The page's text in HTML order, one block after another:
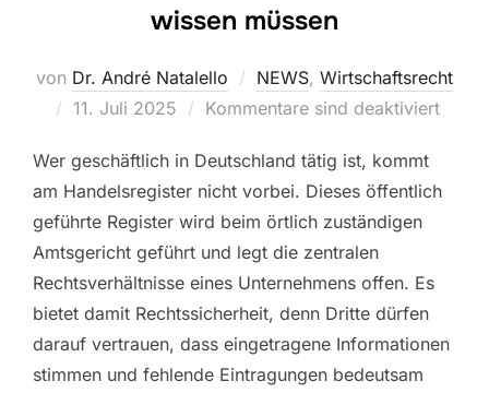
wissen müssen
von Dr. André Natalello NEWS, Wirtschaftsrecht
11. Juli 2025
Kommentare sind deaktiviert
Wer geschäftlich in Deutschland tätig ist, kommt
am Handelsregister nicht vorbei. Dieses öffentlich
geführte Register wird beim örtlich zuständigen
Amtsgericht geführt und legt die zentralen
Rechtsverhältnisse eines Unternehmens offen. Es
bietet damit Rechtssicherheit, denn Dritte dürfen
darauf vertrauen, dass eingetragene Informationen
stimmen und fehlende Eintragungen bedeutsam